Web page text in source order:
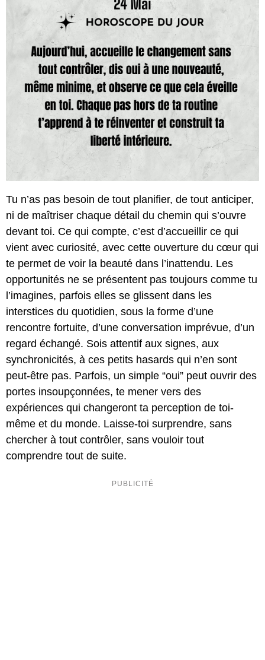
Tu n’as pas besoin de tout planifier, de tout anticiper,
ni de maîtriser chaque détail du chemin qui s’ouvre
devant toi. Ce qui compte, c’est d’accueillir ce qui
vient avec curiosité, avec cette ouverture du cœur qui
te permet de voir la beauté dans l’inattendu. Les
opportunités ne se présentent pas toujours comme tu
l’imagines, parfois elles se glissent dans les
interstices du quotidien, sous la forme d’une
rencontre fortuite, d’une conversation imprévue, d’un
regard échangé. Sois attentif aux signes, aux
synchronicités, à ces petits hasards qui n’en sont
peut-être pas. Parfois, un simple “oui” peut ouvrir des
portes insoupçonnées, te mener vers des
expériences qui changeront ta perception de toi-
même et du monde. Laisse-toi surprendre, sans
chercher à tout contrôler, sans vouloir tout
comprendre tout de suite.